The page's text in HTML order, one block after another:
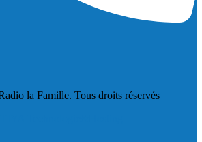
la Famille. Tous droits réservés
Technologie&Hosting